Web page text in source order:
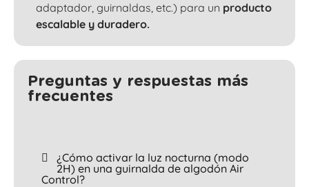
adaptador, guirnaldas, etc.) para un producto
escalable y duradero.
Preguntas y respuestas más
frecuentes
¿Cómo activar la luz nocturna (modo
2H) en una guirnalda de algodón Air
Control?